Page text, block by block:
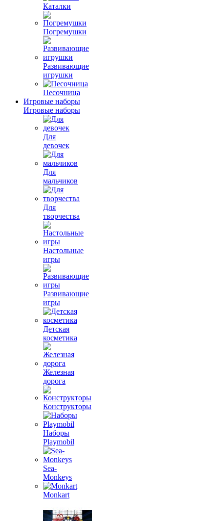
Каталки
Погремушки
Развивающие
игрушки
Песочница
Игровые наборы
Игровые наборы
Для
девочек
Для
мальчиков
Для
творчества
Настольные
игры
Развивающие
игры
Детская
косметика
Железная
дорога
Конструкторы
Наборы
Playmobil
Sea-
Monkeys
Monkart